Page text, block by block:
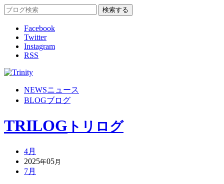
Facebook
Twitter
Instagram
RSS
NEWSニュース
BLOGブログ
TRILOG トリログ
4月
2025年05 月
7月